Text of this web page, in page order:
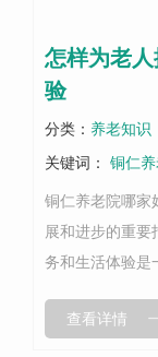
怎样为老
验
分类： 养老知识
关键词：
铜仁
铜仁养老院哪家
展和进步的重要
务和生活体验是
质量，扩大养老
查看详情